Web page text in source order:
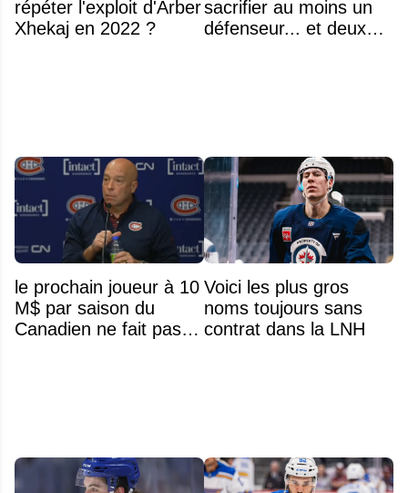
répéter l'exploit d'Arber
Xhekaj en 2022 ?
sacrifier au moins un
défenseur... et deux
le prochain joueur à 10
M$ par saison du
Canadien ne fait pas
Voici les plus gros
noms toujours sans
contrat dans la LNH